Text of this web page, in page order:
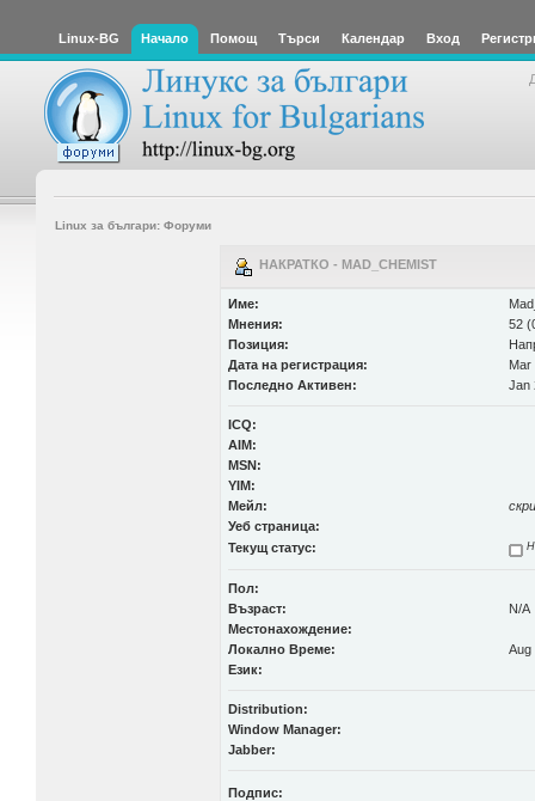
Linux-BG Начало Помощ Търси Календар Вход
Linux за българи: Форуми
НАКРАТКО - MAD_CHEMIST
Име:
Мнения:
52
Позиция:
Дата на регистрация:
Mar
Последно Активен:
Jan
ICQ:
AIM:
MSN:
YIM:
Мейл:
Уеб страница:
Текущ статус:
Пол:
Възраст:
N/A
Местонахождение:
Локално Време:
Aug
Език:
Distribution:
Window Manager:
Jabber:
Подпис: